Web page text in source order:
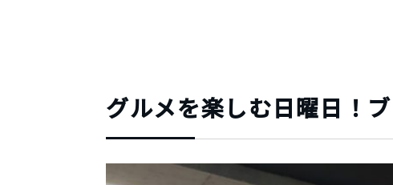
グルメを楽しむ日曜日！